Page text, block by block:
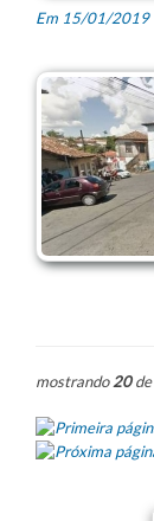
Em 15/01/2019
mostrando20de